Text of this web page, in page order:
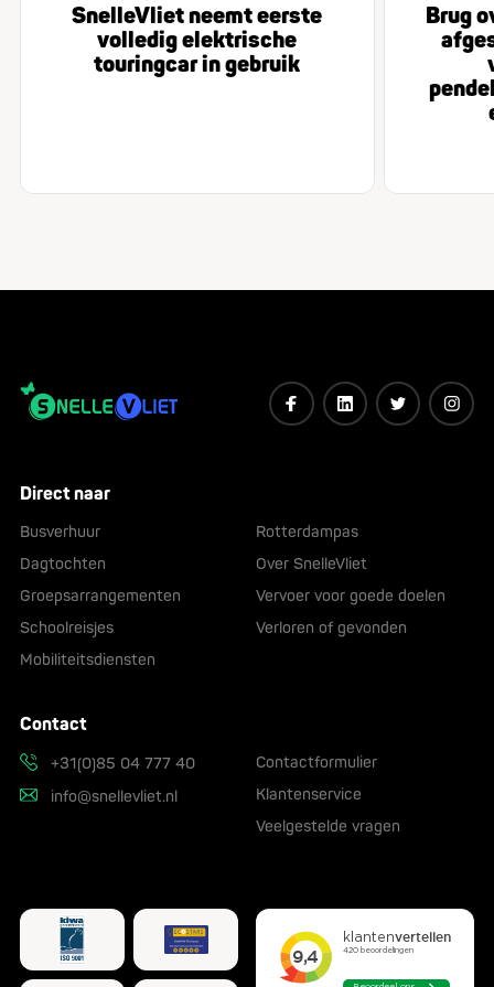
SnelleVliet neemt eerste
volledig elektrische
touringcar in gebruik
Brug
Direct naar
Busverhuur
Dagtochten
Groepsarrangementen
Schoolreisjes
Mobiliteitsdiensten
Rotterdampas
Over SnelleVliet
Vervoer voor goede doelen
Verloren of gevonden
Contact
+31(0)85 04 777 40
info@snellevliet.nl
Contactformulier
Klantenservice
Veelgestelde vragen